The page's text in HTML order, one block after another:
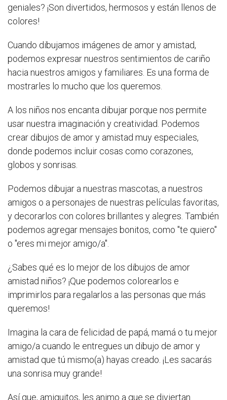
geniales? ¡Son divertidos, hermosos y están llenos de
colores!
Cuando dibujamos imágenes de amor y amistad,
podemos expresar nuestros sentimientos de cariño
hacia nuestros amigos y familiares. Es una forma de
mostrarles lo mucho que los queremos.
A los niños nos encanta dibujar porque nos permite
usar nuestra imaginación y creatividad. Podemos
crear dibujos de amor y amistad muy especiales,
donde podemos incluir cosas como corazones,
globos y sonrisas.
Podemos dibujar a nuestras mascotas, a nuestros
amigos o a personajes de nuestras películas favoritas,
y decorarlos con colores brillantes y alegres. También
podemos agregar mensajes bonitos, como "te quiero"
o "eres mi mejor amigo/a".
¿Sabes qué es lo mejor de los dibujos de amor
amistad niños? ¡Que podemos colorearlos e
imprimirlos para regalarlos a las personas que más
queremos!
Imagina la cara de felicidad de papá, mamá o tu mejor
amigo/a cuando le entregues un dibujo de amor y
amistad que tú mismo(a) hayas creado. ¡Les sacarás
una sonrisa muy grande!
Así que, amiguitos, les animo a que se diviertan